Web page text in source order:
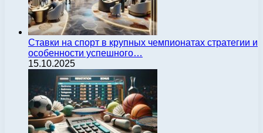
Ставки на спорт в крупных чемпионатах стратегии и
особенности успешного…
15.10.2025